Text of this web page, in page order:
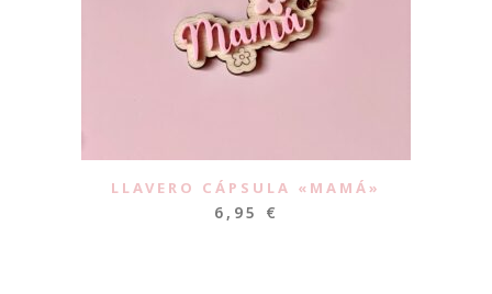
LLAVERO CÁPSULA «MAMÁ»
6,95 €